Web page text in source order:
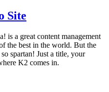
Site
is a great content management
the best in the world. But the
spartan! Just a title, your
K2 comes in.